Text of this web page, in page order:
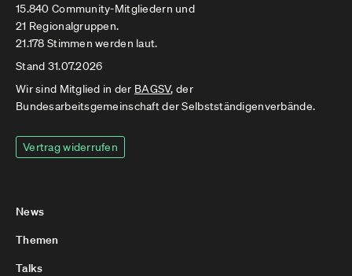
15.840 Community-Mitgliedern und
21 Regionalgruppen.
21.178 Stimmen werden laut.
Stand 31.07.2026
Wir sind Mitglied in der BAGSV, der
Bundesarbeitsgemeinschaft der Selbstständigenverbände.
Vertrag widerrufen
News
Themen
Talks